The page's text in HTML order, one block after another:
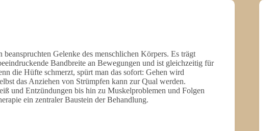
Gelenke des menschlichen Körpers. Es trägt
Bandbreite an Bewegungen und ist gleichzeitig für
die Hüfte schmerzt, spürt man das sofort: Gehen wird
das Anziehen von Strümpfen kann zur Qual werden.
und Entzündungen bis hin zu Muskelproblemen und Folgen
ein zentraler Baustein der Behandlung.